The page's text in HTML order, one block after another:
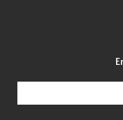
Drift &